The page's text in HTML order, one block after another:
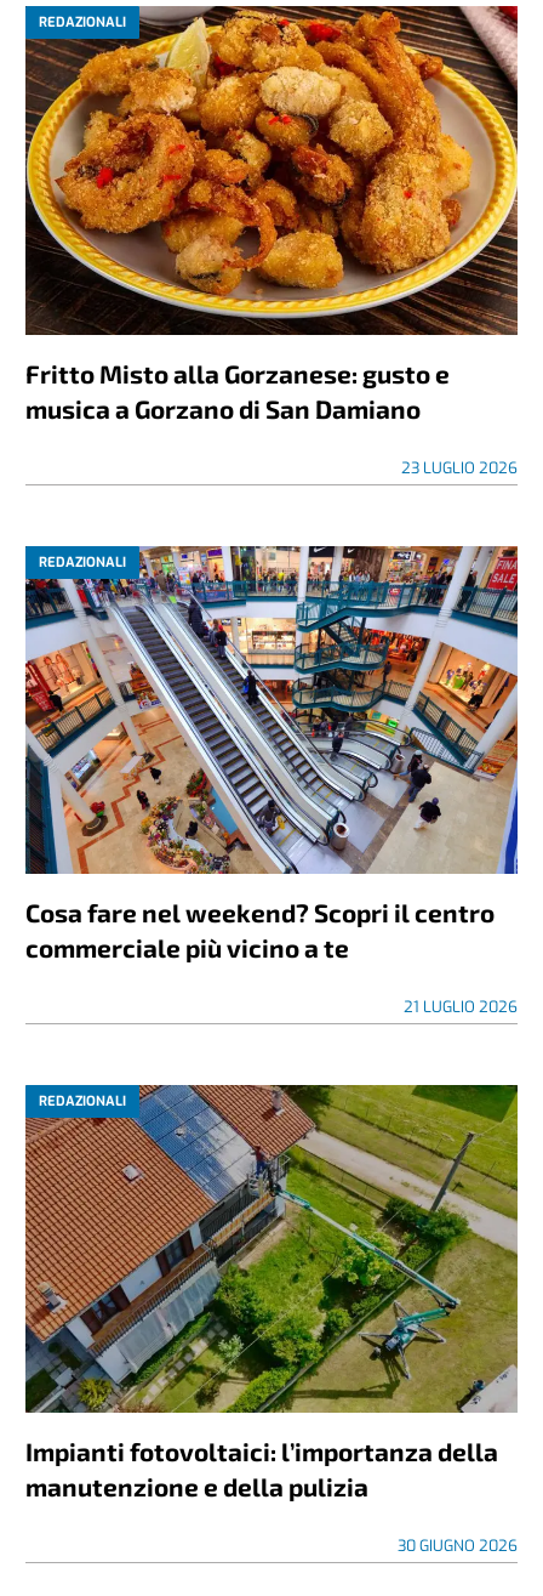
REDAZIONALI
Fritto Misto alla Gorzanese: gusto e
musica a Gorzano di San Damiano
23 LUGLIO 2026
REDAZIONALI
Cosa fare nel weekend? Scopri il centro
commerciale più vicino a te
21 LUGLIO 2026
REDAZIONALI
Impianti fotovoltaici: l’importanza della
manutenzione e della pulizia
30 GIUGNO 2026